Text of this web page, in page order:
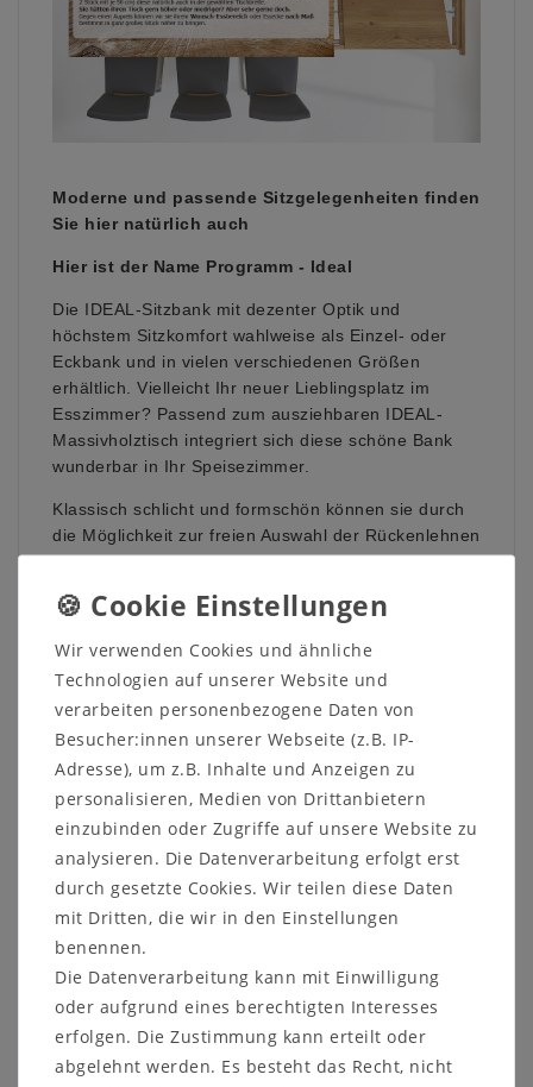
Moderne und passende Sitzgelegenheiten finden
Sie hier natürlich auch
Hier ist der Name Programm - Ideal
Die IDEAL-Sitzbank mit dezenter Optik und
höchstem Sitzkomfort wahlweise als Einzel- oder
Eckbank und in vielen verschiedenen Größen
erhältlich. Vielleicht Ihr neuer Lieblingsplatz im
Esszimmer? Passend zum ausziehbaren IDEAL-
Massivholztisch integriert sich diese schöne Bank
wunderbar in Ihr Speisezimmer.
Klassisch schlicht und formschön können sie durch
die Möglichkeit zur freien Auswahl der Rückenlehnen
und Sitzflächen aus dieser Bank ein optisches
hochwertigen Polstern ist sie nicht nur bequem,
sondern schmückt jede Essecke.
4-Fuß-Esstisch mit Auszugfunktion
Maße:
Tischplattenstärke: 30 mm
Tischhöhe: 76 cm
Beinfreiheit: 64 cm
Variante mit Funktion F3 mit Gestellauszug:
mit 60 cm Einlegeplatte, wahlweise
140/200x80, 160/220x80, 180/240x80
Wir verwenden Cookies und ähnliche
Technologien auf unserer Website und
verarbeiten personenbezogene Daten von
Besucher:innen unserer Webseite (z.B. IP-
Adresse), um z.B. Inhalte und Anzeigen zu
personalisieren, Medien von Drittanbietern
einzubinden oder Zugriffe auf unsere Website zu
analysieren. Die Datenverarbeitung erfolgt erst
durch gesetzte Cookies. Wir teilen diese Daten
mit Dritten, die wir in den Einstellungen
benennen.
Die Datenverarbeitung kann mit Einwilligung
oder aufgrund eines berechtigten Interesses
erfolgen. Die Zustimmung kann erteilt oder
abgelehnt werden. Es besteht das Recht, nicht